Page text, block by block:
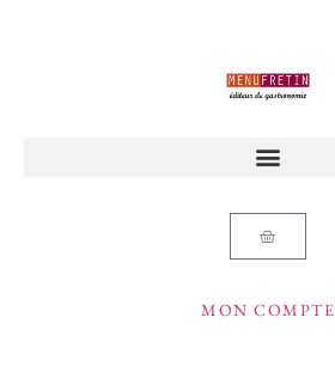
MON COMPTE